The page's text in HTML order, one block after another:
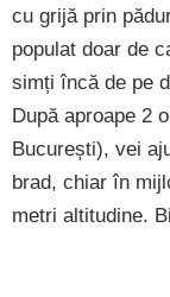
cu grijă prin
populat doar de
simți încă de pe
După aproape 2
București), vei
brad, chiar în
metri altitudine.